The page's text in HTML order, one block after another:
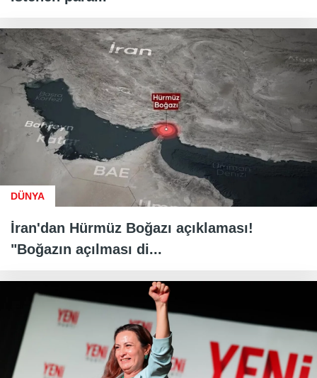
DÜNYA
İran'dan Hürmüz Boğazı açıklaması!
"Boğazın açılması di...